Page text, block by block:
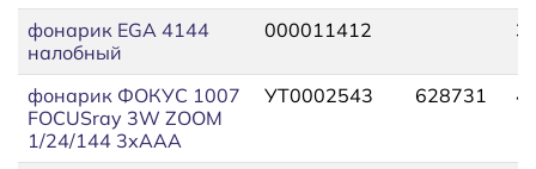
фонарик EGA 4144
налобный
000011412
фонарик ФОКУС 1007
FOCUSray 3W ZOOM
1/24/144 3хААА
УТ0002543 628731